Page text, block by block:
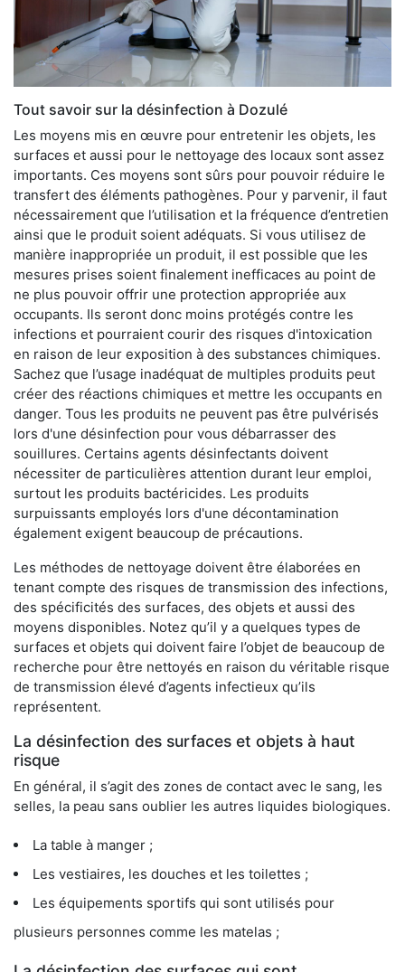
Tout savoir sur la désinfection à Dozulé
Les moyens mis en œuvre pour entretenir les objets, les
surfaces et aussi pour le nettoyage des locaux sont assez
importants. Ces moyens sont sûrs pour pouvoir réduire le
transfert des éléments pathogènes. Pour y parvenir, il faut
nécessairement que l’utilisation et la fréquence d’entretien
ainsi que le produit soient adéquats. Si vous utilisez de
manière inappropriée un produit, il est possible que les
mesures prises soient finalement inefficaces au point de
ne plus pouvoir offrir une protection appropriée aux
occupants. Ils seront donc moins protégés contre les
infections et pourraient courir des risques d'intoxication
en raison de leur exposition à des substances chimiques.
Sachez que l’usage inadéquat de multiples produits peut
créer des réactions chimiques et mettre les occupants en
danger. Tous les produits ne peuvent pas être pulvérisés
lors d'une désinfection pour vous débarrasser des
souillures. Certains agents désinfectants doivent
nécessiter de particulières attention durant leur emploi,
surtout les produits bactéricides. Les produits
surpuissants employés lors d'une décontamination
également exigent beaucoup de précautions.
Les méthodes de nettoyage doivent être élaborées en
tenant compte des risques de transmission des infections,
des spécificités des surfaces, des objets et aussi des
moyens disponibles. Notez qu’il y a quelques types de
surfaces et objets qui doivent faire l’objet de beaucoup de
recherche pour être nettoyés en raison du véritable risque
de transmission élevé d’agents infectieux qu’ils
représentent.
La désinfection des surfaces et objets à haut
risque
En général, il s’agit des zones de contact avec le sang, les
selles, la peau sans oublier les autres liquides biologiques.
La table à manger ;
Les vestiaires, les douches et les toilettes ;
Les équipements sportifs qui sont utilisés pour
plusieurs personnes comme les matelas ;